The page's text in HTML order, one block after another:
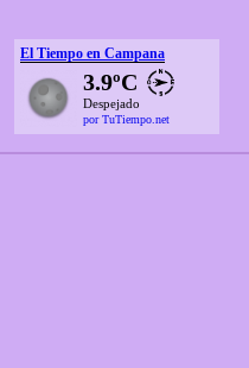
El Tiempo en Campana
3.9ºC
Despejado
por TuTiempo.net